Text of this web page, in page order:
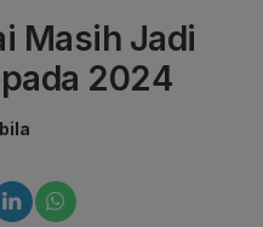
Masih Jadi
2024